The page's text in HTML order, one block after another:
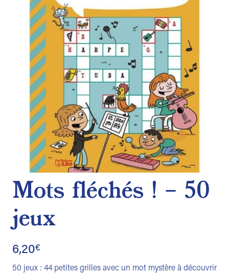
souhaits
Mots fléchés ! – 50
jeux
6,20€
50 jeux : 44 petites grilles avec un mot mystère à découvrir